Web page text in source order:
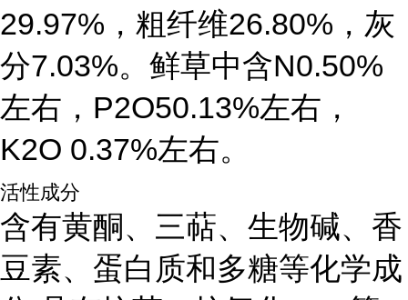
29.97%，粗纤维26.80%，灰
分7.03%。鲜草中含N0.50%
左右，P2O50.13%左右，
K2O 0.37%左右。
活性成分
含有黄酮、三萜、生物碱、香
豆素、蛋白质和多糖等化学成